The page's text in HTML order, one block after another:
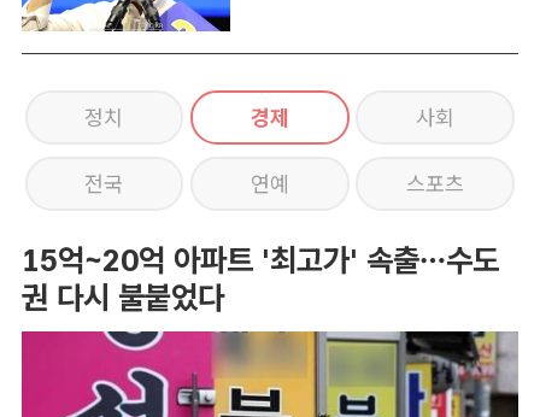
정치 경제 사회
전국 연예 스포츠
15억~20억 아파트 '최고가' 속출…수도
권 다시 불붙었다